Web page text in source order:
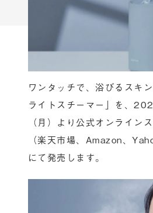
ワンタッチで、浴びるスキ
ライトスチーマー」を、
（月）より公式オンライン
（楽天市場、Amazon、
にて発売します。